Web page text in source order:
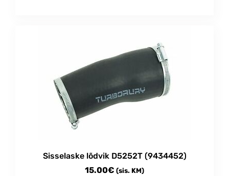
Sisselaske lõdvik D5252T (9434452)
15.00€ (sis. KM)